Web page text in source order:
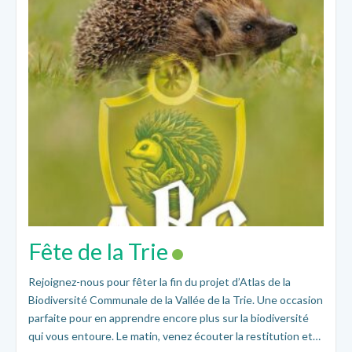
Fête de la Trie
Rejoignez-nous pour fêter la fin du projet d’Atlas de la
Biodiversité Communale de la Vallée de la Trie. Une occasion
parfaite pour en apprendre encore plus sur la biodiversité
qui vous entoure. Le matin, venez écouter la restitution et